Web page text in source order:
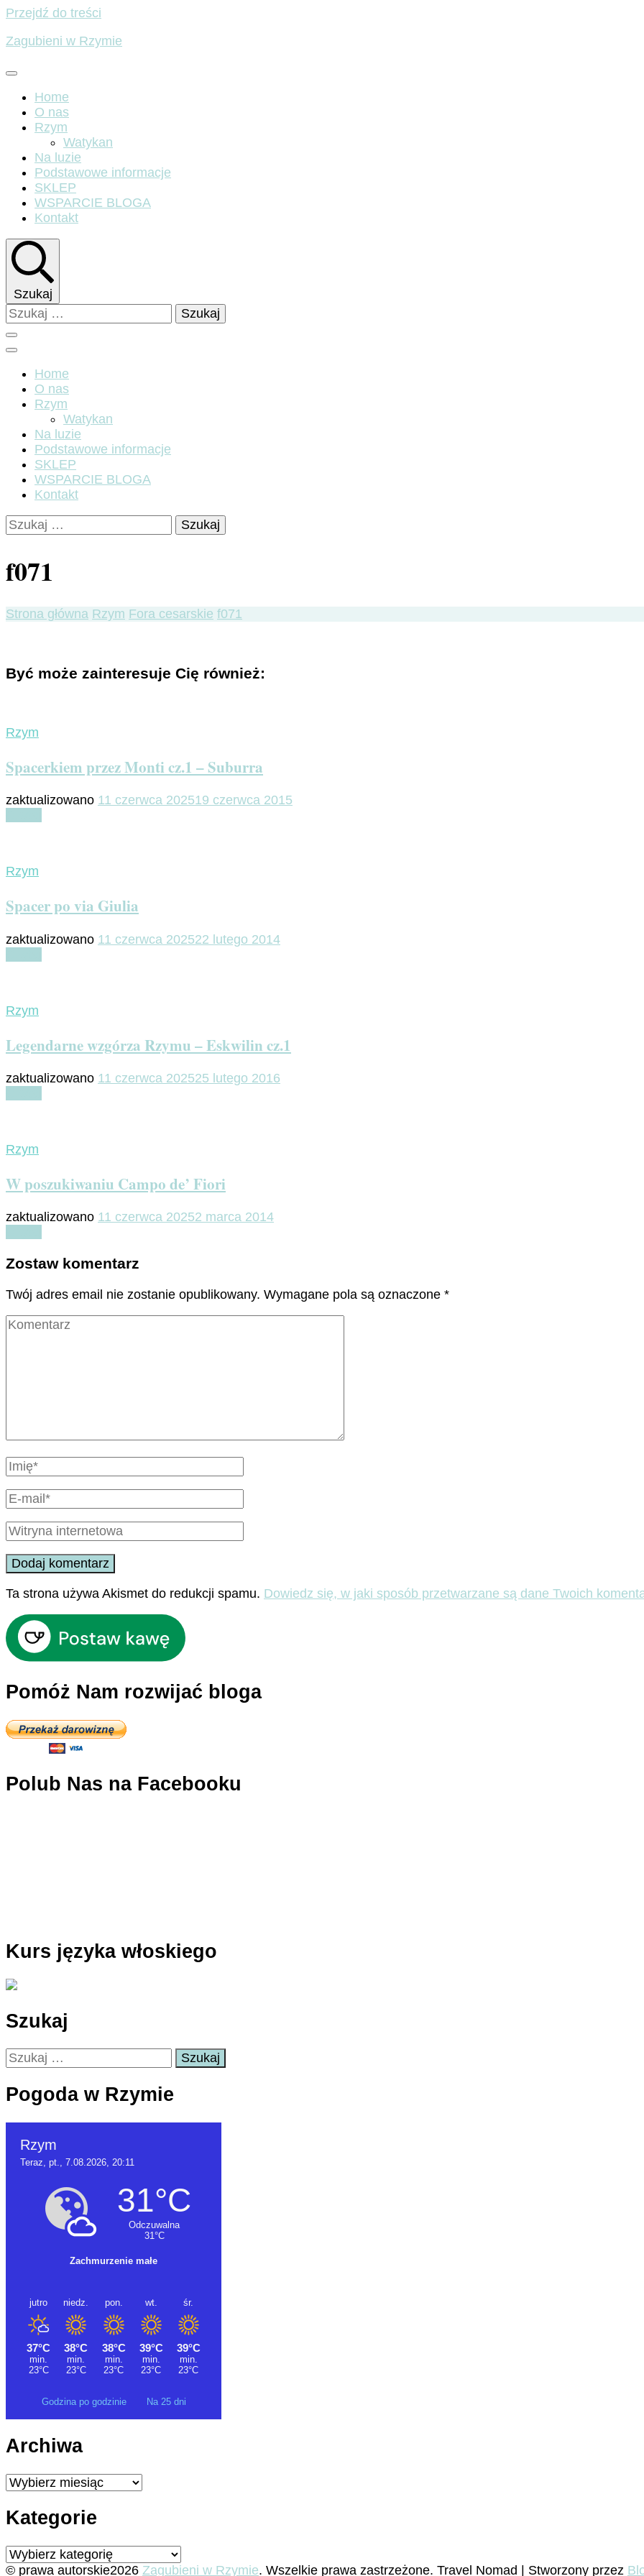
Przejdź do treści
Zagubieni w Rzymie
Home
O nas
Rzym
Watykan
Na luzie
Podstawowe informacje
SKLEP
WSPARCIE BLOGA
Kontakt
Szukaj
Szukaj:
Home
O nas
Rzym
Watykan
Na luzie
Podstawowe informacje
SKLEP
WSPARCIE BLOGA
Kontakt
Szukaj:
f071
Strona główna Rzym Fora cesarskie f071
Być może zainteresuje Cię również:
Rzym
Spacerkiem przez Monti cz.1 – Suburra
zaktualizowano 11 czerwca 202519 czerwca 2015
Rzym
Spacer po via Giulia
zaktualizowano 11 czerwca 202522 lutego 2014
Rzym
Legendarne wzgórza Rzymu – Eskwilin cz.1
zaktualizowano 11 czerwca 202525 lutego 2016
Rzym
W poszukiwaniu Campo de’ Fiori
zaktualizowano 11 czerwca 20252 marca 2014
Zostaw komentarz
Twój adres email nie zostanie opublikowany. Wymagane pola są oznaczone *
Ta strona używa Akismet do redukcji spamu. Dowiedz się, w jaki sposób przetwarzane są dane Twoich
Pomóż Nam rozwijać bloga
Polub Nas na Facebooku
Kurs języka włoskiego
Szukaj
Szukaj:
Pogoda w Rzymie
Godzina po godzinie Na 25 dni
Archiwa
Archiwa
Kategorie
Kategorie
© prawa autorskie2026 Zagubieni w Rzymie. Wszelkie prawa zastrzeżone. Travel Nomad | Stworzony przez